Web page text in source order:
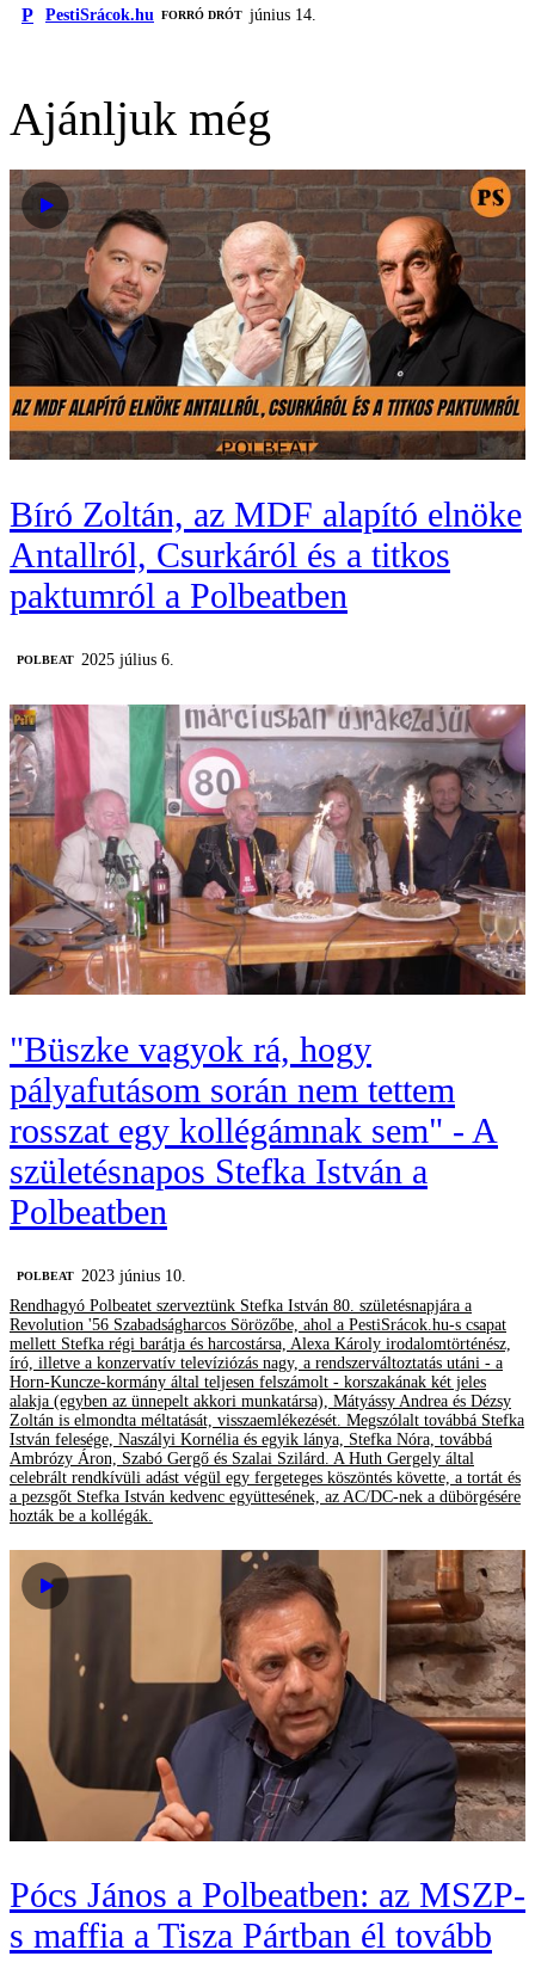
P PestiSrácok.hu FORRÓ DRÓT június 14.
Ajánljuk még
Bíró Zoltán, az MDF alapító elnöke
Antallról, Csurkáról és a titkos
paktumról a Polbeatben
‎POLBEAT 2025 július 6.
"Büszke vagyok rá, hogy
pályafutásom során nem tettem
rosszat egy kollégámnak sem" - A
születésnapos Stefka István a
Polbeatben
‎POLBEAT 2023 június 10.
Rendhagyó Polbeatet szerveztünk Stefka István 80. születésnapjára a
Revolution '56 Szabadságharcos Sörözőbe, ahol a PestiSrácok.hu-s csapat
mellett Stefka régi barátja és harcostársa, Alexa Károly irodalomtörténész,
író, illetve a konzervatív televíziózás nagy, a rendszerváltoztatás utáni - a
Horn-Kuncze-kormány által teljesen felszámolt - korszakának két jeles
alakja (egyben az ünnepelt akkori munkatársa), Mátyássy Andrea és Dézsy
Zoltán is elmondta méltatását, visszaemlékezését. Megszólalt továbbá Stefka
István felesége, Naszályi Kornélia és egyik lánya, Stefka Nóra, továbbá
Ambrózy Áron, Szabó Gergő és Szalai Szilárd. A Huth Gergely által
celebrált rendkívüli adást végül egy fergeteges köszöntés követte, a tortát és
a pezsgőt Stefka István kedvenc együttesének, az AC/DC-nek a dübörgésére
hozták be a kollégák.
Pócs János a Polbeatben: az MSZP-
s maffia a Tisza Pártban él tovább